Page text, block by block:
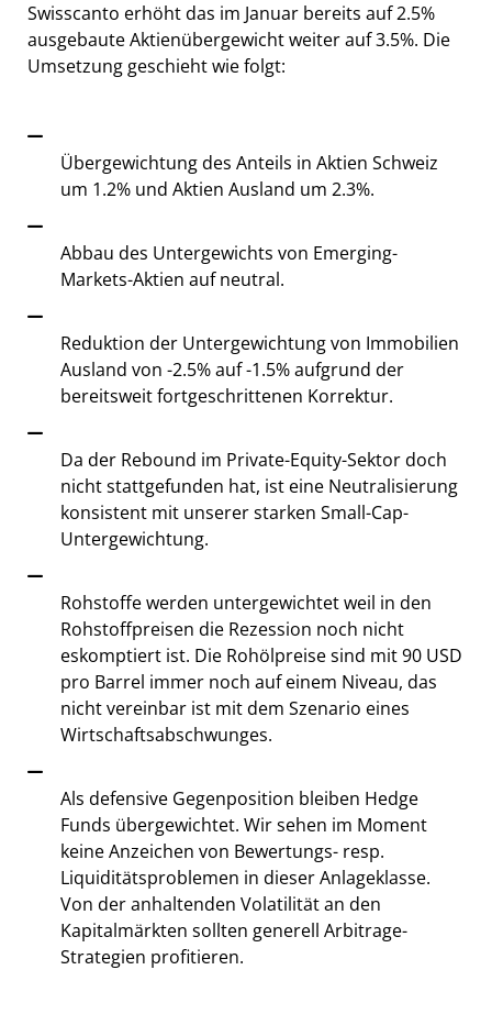
Swisscanto erhöht das im Januar bereits auf 2.5%
ausgebaute Aktienübergewicht weiter auf 3.5%. Die
Umsetzung geschieht wie folgt:
Übergewichtung des Anteils in Aktien Schweiz
um 1.2% und Aktien Ausland um 2.3%.
Abbau des Untergewichts von Emerging-
Markets-Aktien auf neutral.
Reduktion der Untergewichtung von Immobilien
Ausland von -2.5% auf -1.5% aufgrund der
bereitsweit fortgeschrittenen Korrektur.
Da der Rebound im Private-Equity-Sektor doch
nicht stattgefunden hat, ist eine Neutralisierung
konsistent mit unserer starken Small-Cap-
Untergewichtung.
Rohstoffe werden untergewichtet weil in den
Rohstoffpreisen die Rezession noch nicht
eskomptiert ist. Die Rohölpreise sind mit 90 USD
pro Barrel immer noch auf einem Niveau, das
nicht vereinbar ist mit dem Szenario eines
Wirtschaftsabschwunges.
Als defensive Gegenposition bleiben Hedge
Funds übergewichtet. Wir sehen im Moment
keine Anzeichen von Bewertungs- resp.
Liquiditätsproblemen in dieser Anlageklasse.
Von der anhaltenden Volatilität an den
Kapitalmärkten sollten generell Arbitrage-
Strategien profitieren.